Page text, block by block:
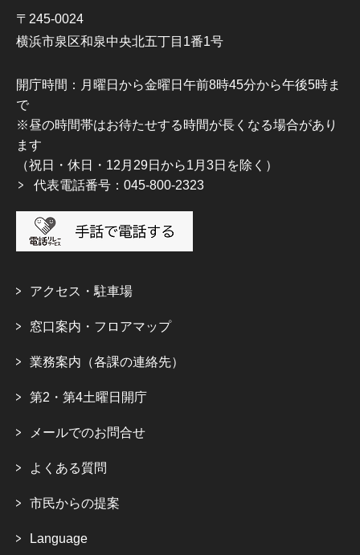
〒245-0024
横浜市泉区和泉中央北五丁目1番1号
開庁時間：月曜日から金曜日午前8時45分から午後5時ま
で
※昼の時間帯はお待たせする時間が長くなる場合があり
ます
（祝日・休日・12月29日から1月3日を除く）
代表電話番号：045-800-2323
アクセス・駐車場
窓口案内・フロアマップ
業務案内（各課の連絡先）
第2・第4土曜日開庁
メールでのお問合せ
よくある質問
市民からの提案
Language